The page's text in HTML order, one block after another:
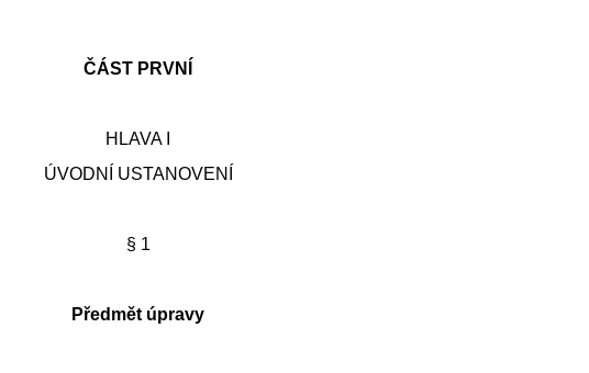
ČÁST PRVNÍ
HLAVA I
ÚVODNÍ USTANOVENÍ
§ 1
Předmět úpravy